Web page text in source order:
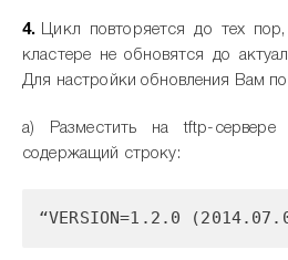
Цикл повторяется до тех
кластере не обновятся до
Для настройки обновления Вам
a) Разместить на tftp-сервере
содержащий строку:
“VERSION=1.2.0